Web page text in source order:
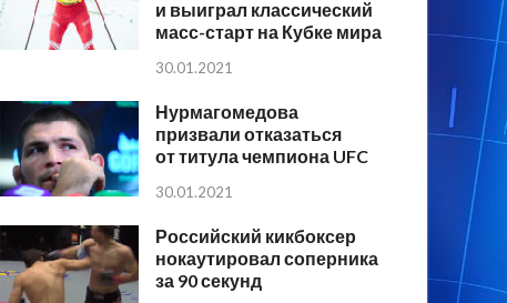
и выиграл классический
масс-старт на Кубке мира
30.01.2021
Нурмагомедова
призвали отказаться
от титула чемпиона UFC
30.01.2021
Российский кикбоксер
нокаутировал соперника
за 90 секунд